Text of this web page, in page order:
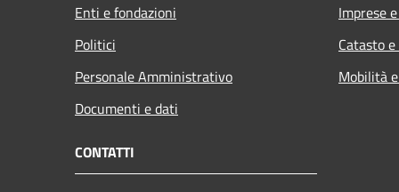
Enti e fondazioni
Politici
Personale Amministrativo
Documenti e dati
Imprese
Catasto
Mobilità
CONTATTI